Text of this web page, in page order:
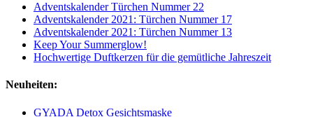
Adventskalender Türchen Nummer 22
Adventskalender 2021: Türchen Nummer 17
Adventskalender 2021: Türchen Nummer 13
Keep Your Summerglow!
Hochwertige Duftkerzen für die gemütliche Jahreszeit
Neuheiten:
GYADA Detox Gesichtsmaske